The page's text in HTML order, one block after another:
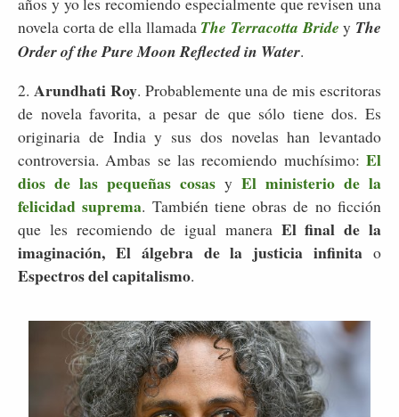
novela corta de ella llamada The Terracotta Bride y The
Order of the Pure Moon Reflected in Water.
2. Arundhati Roy. Probablemente una de mis escritoras
de novela favorita, a pesar de que sólo tiene dos. Es
originaria de India y sus dos novelas han levantado
controversia. Ambas se las recomiendo muchísimo: El
dios de las pequeñas cosas y El ministerio de la
felicidad suprema. También tiene obras de no ficción
que les recomiendo de igual manera El final de la
imaginación, El álgebra de la justicia infinita o
Espectros del capitalismo.